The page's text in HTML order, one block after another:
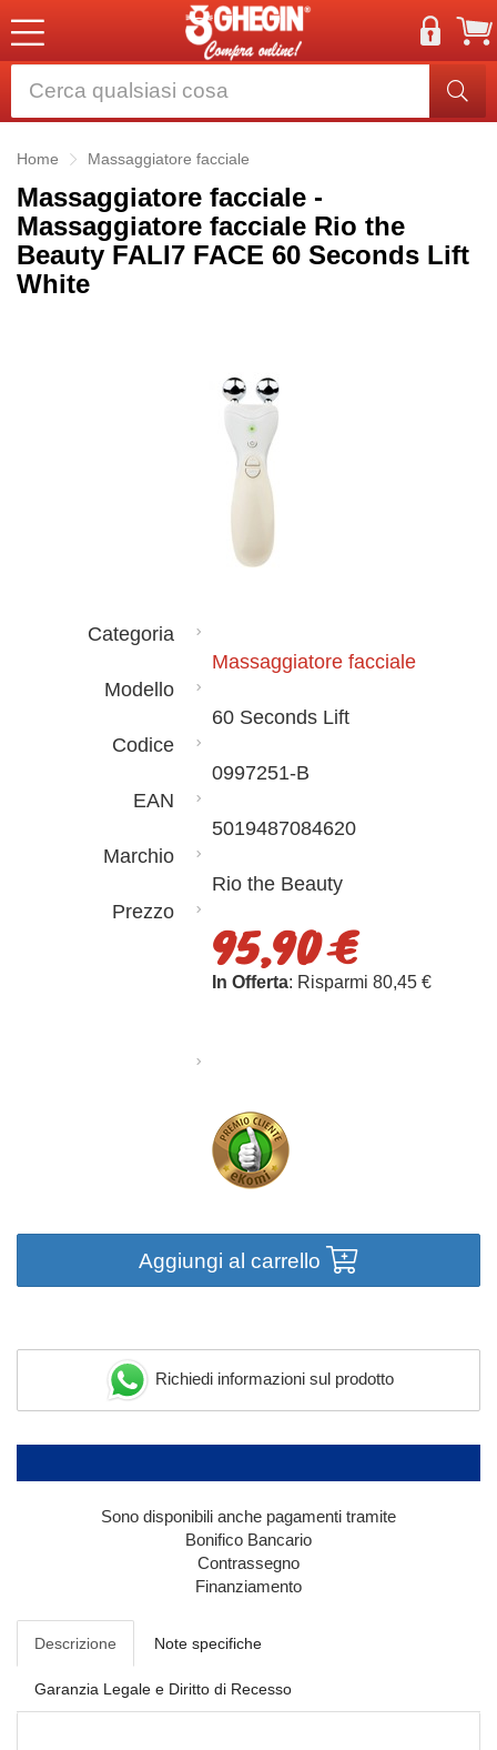
Home Massaggiatore facciale
Massaggiatore facciale -
Massaggiatore facciale Rio the
Beauty FALI7 FACE 60 Seconds Lift
White
Categoria
Massaggiatore facciale
Modello
60 Seconds Lift
Codice
0997251-B
EAN
5019487084620
Marchio
Rio the Beauty
Prezzo
95,90 €
In Offerta: Risparmi 80,45 €
Aggiungi al carrello
Richiedi informazioni sul prodotto
Sono disponibili anche pagamenti tramite
Bonifico Bancario
Contrassegno
Finanziamento
Descrizione Note specifiche
Garanzia Legale e Diritto di Recesso